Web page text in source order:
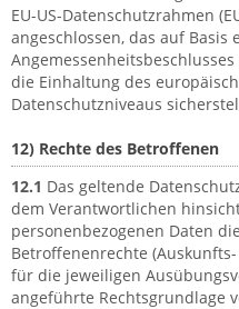
EU-US-Datenschutzrahmen
angeschlossen, das auf Basis
die Einhaltung des
Datenschutzniveaus
12) Rechte des Betroffenen
12.1 Das geltende
dem Verantwortlichen
personenbezogenen Daten
Betroffenenrechte
für die jeweiligen
angeführte Rechtsgrundlage